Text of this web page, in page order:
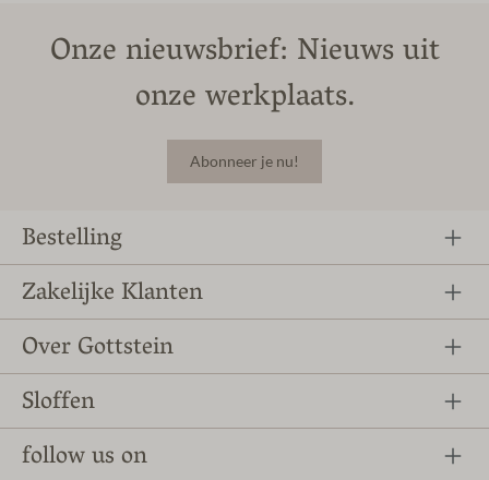
Onze nieuwsbrief: Nieuws uit
onze werkplaats.
Abonneer je nu!
Bestelling
Zakelijke Klanten
Over Gottstein
Sloffen
follow us on